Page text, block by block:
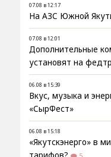
07.08 в 12:17
На АЗС Южной
07.08 в 12:01
Дополнительные
установят на
06.08 в 15:39
Вкус, музыка и
«СырФест»
06.08 в 15:18
«Якутскэнерго» в